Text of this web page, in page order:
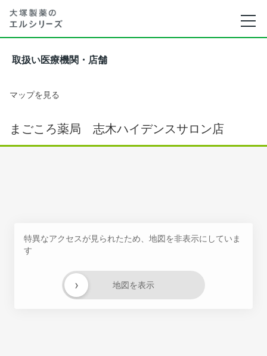
取扱い医療機関・店舗
マップを見る
まごころ薬局 志木ハイデンスサロン店
特異なアクセスが見られたため、地図を非表示にしていま
す
地図を表示
›